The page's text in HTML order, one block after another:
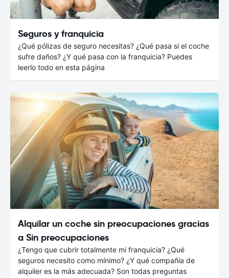
Seguros y franquicia
¿Qué pólizas de seguro necesitas? ¿Qué pasa si el coche
sufre daños? ¿Y qué pasa con la franquicia? Puedes
leerlo todo en esta página
Alquilar un coche sin preocupaciones gracias
a Sin preocupaciones
¿Tengo que cubrir totalmente mi franquicia? ¿Qué
seguros necesito como mínimo? ¿Y qué compañía de
alquiler es la más adecuada? Son todas preguntas